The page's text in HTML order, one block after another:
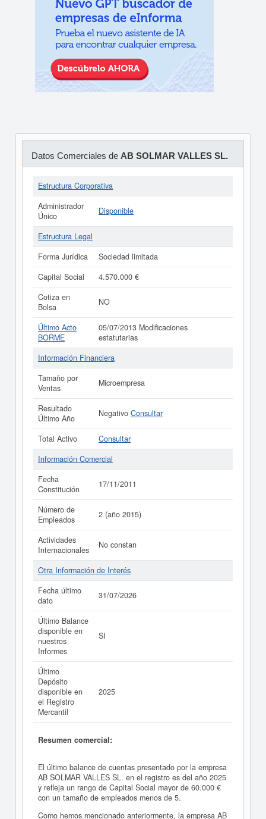
Datos Comerciales de AB SOLMAR VALLES SL.
Estructura Corporativa
Administrador
Único
Disponible
Estructura Legal
Forma Jurídica
Sociedad limitada
Capital Social
4.570.000 €
Cotiza en
Bolsa
NO
Último Acto
BORME
05/07/2013 Modificaciones
estatutarias
Información Financiera
Tamaño por
Ventas
Microempresa
Resultado
Último Año
Negativo Consultar
Total Activo
Consultar
Información Comercial
Fecha
Constitución
17/11/2011
Número de
Empleados
2 (año 2015)
Actividades
Internacionales
No constan
Otra Información de Interés
Fecha último
dato
31/07/2026
Último Balance
disponible en
nuestros
Informes
SI
Último
Depósito
disponible en
el Registro
Mercantil
2025
Resumen comercial:
El último balance de cuentas presentado por la empresa
AB SOLMAR VALLES SL. en el registro es del año 2025
y refleja un rango de Capital Social mayor de 60.000 €
con un tamaño de empleados menos de 5.
Como hemos mencionado anteriormente, la empresa AB